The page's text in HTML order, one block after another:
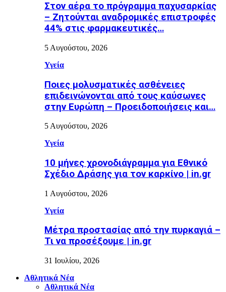
Στον αέρα το πρόγραμμα παχυσαρκίας
– Ζητούνται αναδρομικές επιστροφές
44% στις φαρμακευτικές…
5 Αυγούστου, 2026
Υγεία
Ποιες μολυσματικές ασθένειες
επιδεινώνονται από τους καύσωνες
στην Ευρώπη – Προειδοποιήσεις και…
5 Αυγούστου, 2026
Υγεία
10 μήνες χρονοδιάγραμμα για Εθνικό
Σχέδιο Δράσης για τον καρκίνο | in.gr
1 Αυγούστου, 2026
Υγεία
Μέτρα προστασίας από την πυρκαγιά –
Τι να προσέξουμε | in.gr
31 Ιουλίου, 2026
Αθλητικά Νέα
Αθλητικά Νέα